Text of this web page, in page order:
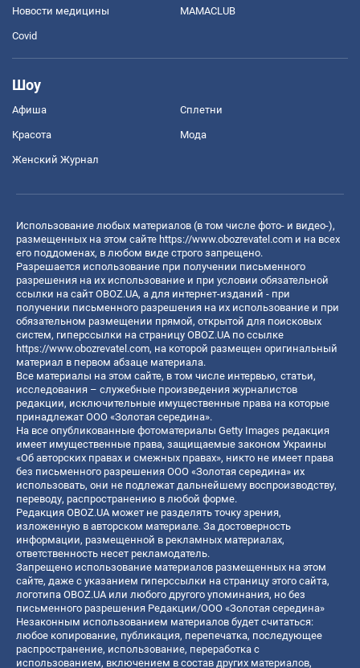
Новости медицины MAMACLUB
Covid
Шоу
Афиша Сплетни
Красота Мода
Женский Журнал
Использование любых материалов (в том числе фото- и видео-),
размещенных на этом сайте https://www.obozrevatel.com и на всех
его поддоменах, в любом виде строго запрещено.
Разрешается использование при получении письменного
разрешения на их использование и при условии обязательной
ссылки на сайт OBOZ.UA, а для интернет-изданий - при
получении письменного разрешения на их использование и при
обязательном размещении прямой, открытой для поисковых
систем, гиперссылки на страницу OBOZ.UA по ссылке
https://www.obozrevatel.com, на которой размещен оригинальный
материал в первом абзаце материала.
Все материалы на этом сайте, в том числе интервью, статьи,
исследования – служебные произведения журналистов
редакции, исключительные имущественные права на которые
принадлежат ООО «Золотая середина».
На все опубликованные фотоматериалы Getty Images редакция
имеет имущественные права, защищаемые законом Украины
«Об авторских правах и смежных правах», никто не имеет права
без письменного разрешения ООО «Золотая середина» их
использовать, они не подлежат дальнейшему воспроизводству,
переводу, распространению в любой форме.
Редакция OBOZ.UA может не разделять точку зрения,
изложенную в авторском материале. За достоверность
информации, размещенной в рекламных материалах,
ответственность несет рекламодатель.
Запрещено использование материалов размещенных на этом
сайте, даже с указанием гиперссылки на страницу этого сайта,
логотипа OBOZ.UA или любого другого упоминания, но без
письменного разрешения Редакции/ООО «Золотая середина»
Незаконным использованием материалов будет считаться:
любое копирование, публикация, перепечатка, последующее
распространение, использование, переработка с
использованием, включением в состав других материалов,